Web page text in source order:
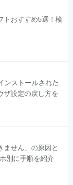
トおすすめ5選！検
ンストールされた
ザ設定の戻し方を
ません」の原因と
別に手順を紹介